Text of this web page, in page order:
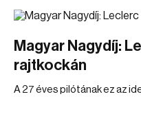
Magyar Nagydíj:
rajtkockán
A 27 éves pilótának ez az